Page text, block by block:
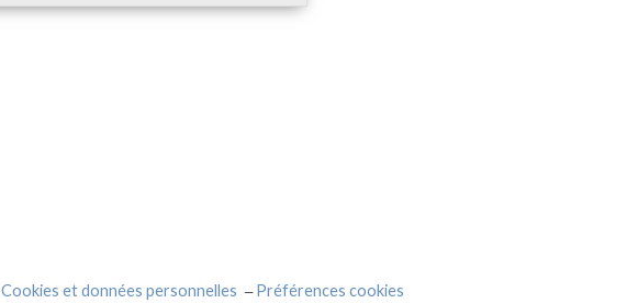
Cookies et données personnelles Préférences cookies